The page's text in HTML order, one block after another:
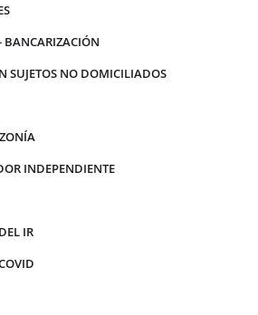
BANCARIZACIÓN
SUJETOS NO DOMICILIADOS
INDEPENDIENTE
IR